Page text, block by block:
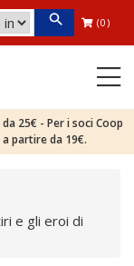
(0)
25€ - Per i soci Coop
partire da 19€.
e gli eroi di